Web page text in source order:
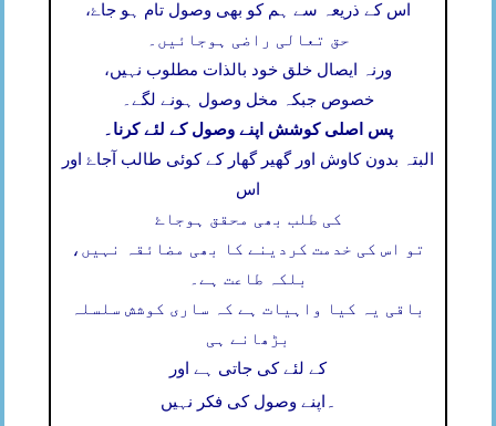
اس کے ذریعہ سے ہم کو بھی وصول تام ہو جاۓ،
حق تعالی راضی ہوجائیں۔
ورنہ ایصال خلق خود بالذات مطلوب نہیں،
خصوص جبکہ مخل وصول ہونے لگے۔
پس اصلی کوشش اپنے وصول کے لئے کرنا۔
البتہ بدون کاوش اور گھیر گھار کے کوئی طالب آجاۓ اور
اس
کی طلب بھی محقق ہوجاۓ
تو اس کی خدمت کردینے کا بھی مضائقہ نہیں،
بلکہ طاعت ہے۔
باقی یہ کیا واہیات ہے کہ ساری کوشش سلسلہ
بڑھانے ہی
کے لئے کی جاتی ہے اور
اپنے وصول کی فکر نہیں ۔